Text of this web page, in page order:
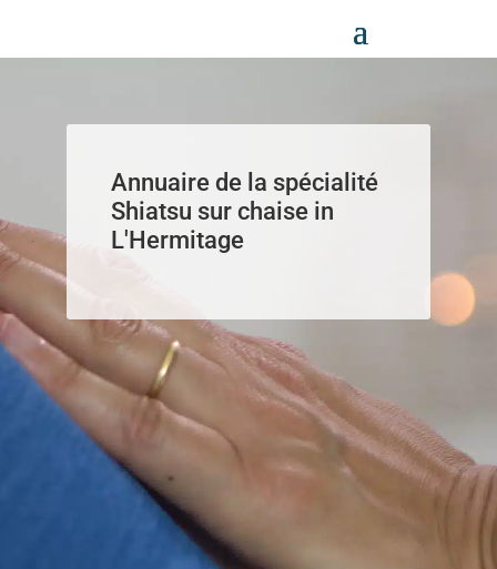
Annuaire de la spécialité
Shiatsu sur chaise in
L'Hermitage